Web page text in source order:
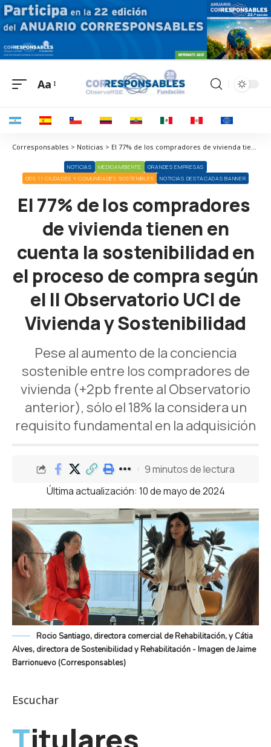
Aa
Corresponsables > Noticias > El 77% de los compradores de vivienda tienen en cuenta la sostenibilidad en el proceso de compra según el II Observatorio UCI de Vivienda y Sostenibilidad
NOTICIAS MEDIOAMBIENTE
GRANDES EMPRESAS
ODS 11 CIUDADES Y COMUNIDADES SOSTENIBLES
NOTICIAS DESTACADAS BANNER
El 77% de los compradores
de vivienda tienen en
cuenta la sostenibilidad en
el proceso de compra según
el II Observatorio UCI de
Vivienda y Sostenibilidad
Pese al aumento de la conciencia
sostenible entre los compradores de
vivienda (+2pb frente al Observatorio
anterior), sólo el 18% la considera un
requisito fundamental en la adquisición
Última actualización: 10 de mayo de 2024
9 minutos de lectura
Rocio Santiago, directora comercial de Rehabilitación, y Cátia
Alves, directora de Sostenibilidad y Rehabilitación - Imagen de Jaime
Barrionuevo (Corresponsables)
Escuchar